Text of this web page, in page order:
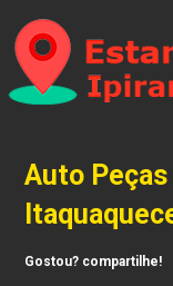
Auto
Gostou? compartilhe!